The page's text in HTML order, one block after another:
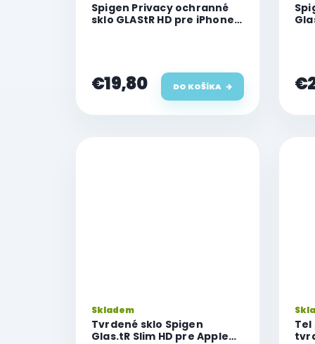
Spigen Privacy ochranné
sklo GLAStR HD pre iPhone
€19,80 DO KOŠÍKA
Tvrdené sklo Spigen
Glas.tR Slim HD pre Apple
Skladem